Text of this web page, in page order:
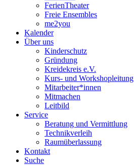
FerienTheater
Freie Ensembles
me2you
Kalender
Über uns
Kinderschutz
Gründung
Kreidekreis e.V.
Kurs- und Workshopleitung
Mitarbeiter*innen
Mitmachen
Leitbild
Service
Beratung und Vermittlung
Technikverleih
Raumüberlassung
Kontakt
Suche